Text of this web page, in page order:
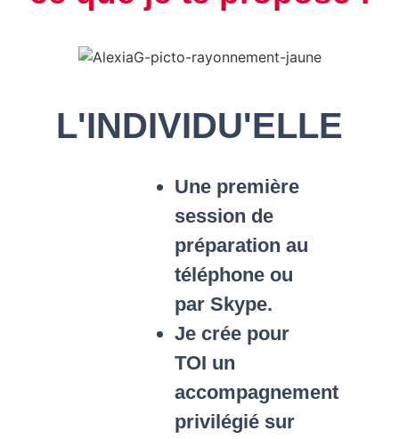
L'INDIVIDU'ELLE
Une première
session de
préparation au
téléphone ou
par Skype.
Je crée pour
TOI un
accompagnement
privilégié sur